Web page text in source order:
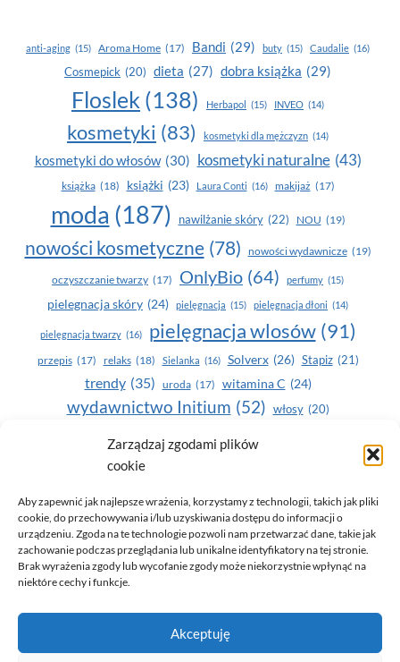
Zarządzaj zgodami plików
cookie
Aby zapewnić jak najlepsze wrażenia, korzystamy z technologii, takich jak pliki
cookie, do przechowywania i/lub uzyskiwania dostępu do informacji o
urządzeniu. Zgoda na te technologie pozwoli nam przetwarzać dane, takie jak
zachowanie podczas przeglądania lub unikalne identyfikatory na tej stronie.
Brak wyrażenia zgody lub wycofanie zgody może niekorzystnie wpłynąć na
niektóre cechy i funkcje.
Akceptuję
anti-aging (15) Aroma Home (17) Bandi (29) buty (15) Caudalie (16)
Cosmepick (20) dieta (27) dobra książka (29)
Floslek (138) Herbapol (15) INVEO (14)
kosmetyki (83) kosmetyki dla mężczyzn (14)
kosmetyki do włosów (30) kosmetyki naturalne (43)
książka (18) książki (23) Laura Conti (16) makijaż (17)
moda (187) nawilżanie skóry (22) NOU (19)
nowości kosmetyczne (78) nowości wydawnicze (19)
oczyszczanie twarzy (17) OnlyBio (64) perfumy (15)
pielegnacja skóry (24) pielęgnacja (15) pielęgnacja dłoni (14)
pielęgnacja twarzy (16) pielęgnacja wlosów (91)
przepis (17) relaks (18) Sielanka (16) Solverx (26) Stapiz (21)
trendy (35) uroda (17) witamina C (24)
wydawnictwo Initium (52) włosy (20)
Yasumi(164) zdrowe zęby
zdrowie
© 2026 Only You - portal dla kobiet (uroda, moda, zdrowie)
opracowanie:AZDOBRESTRONY